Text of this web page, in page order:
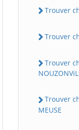
Trouver
Trouver
Trouver
Trouver
MEUSE